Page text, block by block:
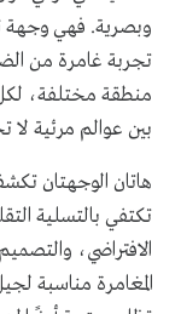
وبصرية. فهي وجهة
منطقة مختلفة،
بين عوالم مرئية
هاتان الوجهتان
تكتفي بالتسلية
الافتراضي،
المغامرة مناسبة